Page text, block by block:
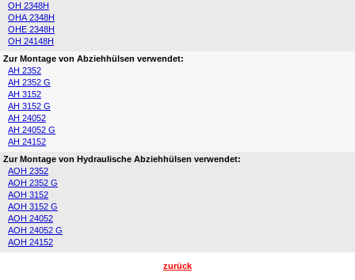
OH 2348H
OHA 2348H
OHE 2348H
OH 24148H
Zur Montage von Abziehhülsen verwendet:
AH 2352
AH 2352 G
AH 3152
AH 3152 G
AH 24052
AH 24052 G
AH 24152
Zur Montage von Hydraulische Abziehhülsen verwendet:
AOH 2352
AOH 2352 G
AOH 3152
AOH 3152 G
AOH 24052
AOH 24052 G
AOH 24152
zurück